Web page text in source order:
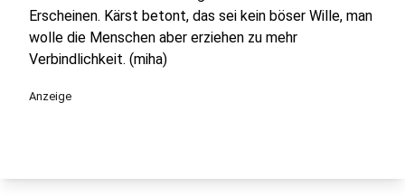
Erscheinen. Kärst betont, das sei kein böser Wille, man
wolle die Menschen aber erziehen zu mehr
Verbindlichkeit. (miha)
Anzeige